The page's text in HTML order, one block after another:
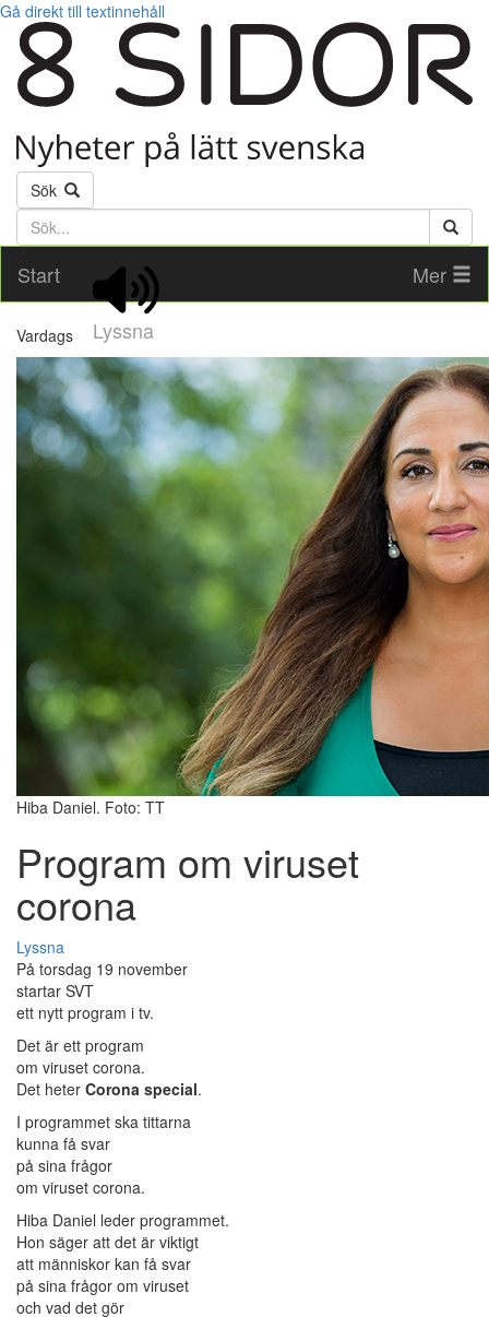
Gå direkt till textinnehåll
Sök
Söktext
Start
Lyssna
Mer
Vardags
Hiba Daniel. Foto: TT
Program om viruset
corona
Lyssna
På torsdag 19 november
startar SVT
ett nytt program i tv.
Det är ett program
om viruset corona.
Det heter Corona special.
I programmet ska tittarna
kunna få svar
på sina frågor
om viruset corona.
Hiba Daniel leder programmet.
Hon säger att det är viktigt
att människor kan få svar
på sina frågor om viruset
och vad det gör